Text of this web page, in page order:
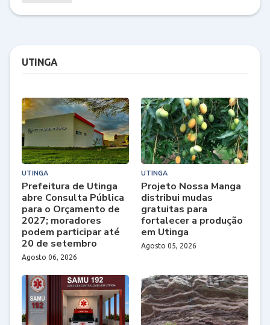
UTINGA
UTINGA
Prefeitura de Utinga
abre Consulta Pública
para o Orçamento de
2027; moradores
podem participar até
20 de setembro
Agosto 06, 2026
UTINGA
Projeto Nossa Manga
distribui mudas
gratuitas para
fortalecer a produção
em Utinga
Agosto 05, 2026